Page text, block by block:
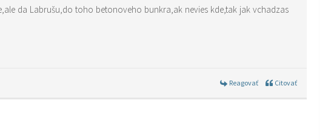
da Labrušu,do toho betonoveho bunkra,ak nevies kde,tak jak vchadzas
Reagovať Citovať